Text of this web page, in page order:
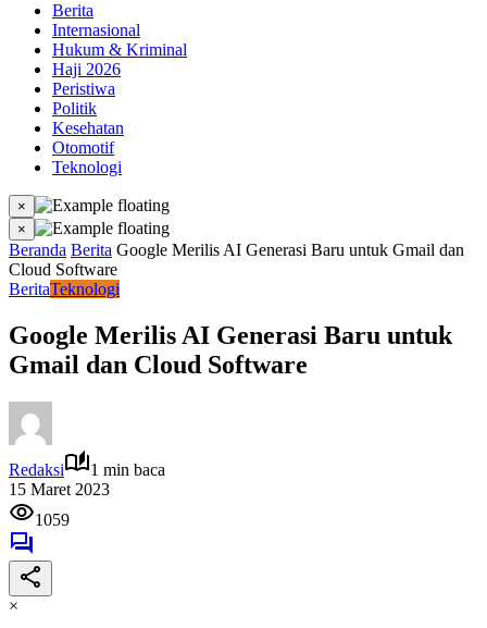
Berita
Internasional
Hukum & Kriminal
Haji 2026
Peristiwa
Politik
Kesehatan
Otomotif
Teknologi
×
×
Beranda Berita Google Merilis AI Generasi Baru untuk Gmail dan
Cloud Software
BeritaTeknologi
Google Merilis AI Generasi Baru untuk
Gmail dan Cloud Software
Redaksi
1 min baca
15 Maret 2023
1059
×